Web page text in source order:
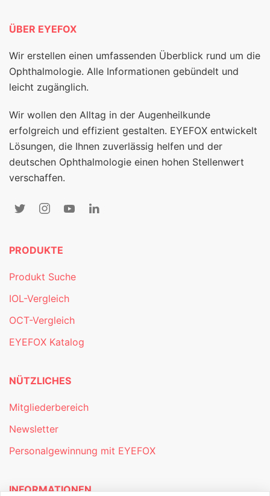
ÜBER EYEFOX
Wir erstellen einen umfassenden Überblick rund um die
Ophthalmologie. Alle Informationen gebündelt und
leicht zugänglich.
Wir wollen den Alltag in der Augenheilkunde
erfolgreich und effizient gestalten. EYEFOX entwickelt
Lösungen, die Ihnen zuverlässig helfen und der
deutschen Ophthalmologie einen hohen Stellenwert
verschaffen.
PRODUKTE
Produkt Suche
IOL-Vergleich
OCT-Vergleich
EYEFOX Katalog
NÜTZLICHES
Mitgliederbereich
Newsletter
Personalgewinnung mit EYEFOX
INFORMATIONEN